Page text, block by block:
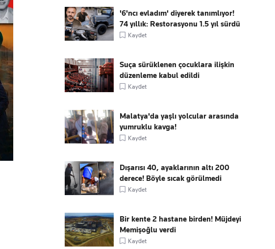
'6'ncı evladım' diyerek tanımlıyor!
74 yıllık: Restorasyonu 1.5 yıl sürdü
Kaydet
Suça sürüklenen çocuklara ilişkin
düzenleme kabul edildi
Kaydet
Malatya'da yaşlı yolcular arasında
yumruklu kavga!
Kaydet
Dışarısı 40, ayaklarının altı 200
derece! Böyle sıcak görülmedi
Kaydet
Bir kente 2 hastane birden! Müjdeyi
Memişoğlu verdi
Kaydet